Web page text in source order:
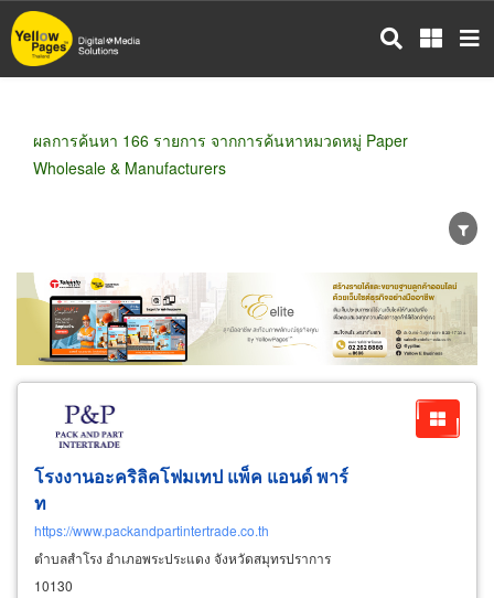
ข้าม
ไป
ผลการค้นหา 166 รายการ จากการค้นหาหมวดหมู่ Paper
Wholesale & Manufacturers
ขายส่ง ขายปลีก ผู้ผลิต
ตัวแทนจัดจำหน่าย
ผู้ส่งออก/นำเข้า
ธุรกิจบริการ
โรงงานอะคริลิคโฟมเทป แพ็ค แอนด์ พาร์
ท
https://www.packandpartintertrade.co.th
ตำบลสำโรง อำเภอพระประแดง จังหวัดสมุทรปราการ
10130